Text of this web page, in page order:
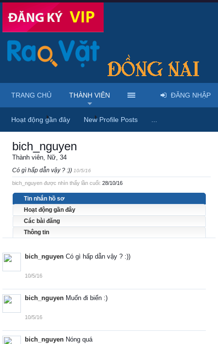
Trang chủ Thành viên bich_nguyen
bich_nguyen
Thành viên, Nữ, 34
Có gì hấp dẫn vậy ? :)) 10/5/16
bich_nguyen được nhìn thấy lần cuối: 28/10/16
Tin nhắn hồ sơ
Hoạt động gần đây
Các bài đăng
Thông tin
bich_nguyen Có gì hấp dẫn vậy ? :))
10/5/16
bich_nguyen Muốn đi biển :)
10/5/16
bich_nguyen Nóng quá
TRANG CHỦ THÀNH VIÊN
Hoạt động gần đây New Profile Posts
ĐĂNG NHẬP